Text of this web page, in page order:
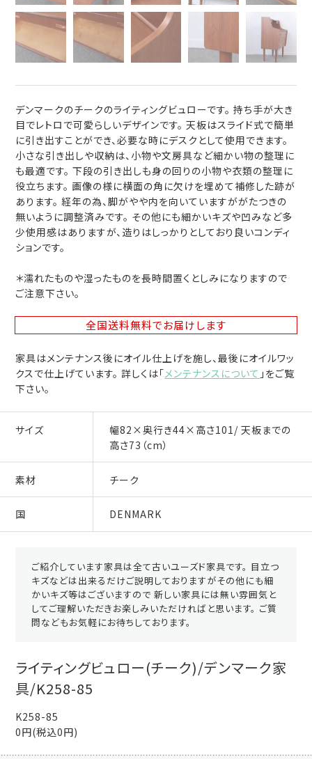
デンマークのチークのライティングビュローです。 持ち手が大き
目でレトロで可愛らしいデザインです。 天板はスライド式で簡単
に引き出すことができ、必要な時にデスクとして使用できます。
小さな引き出しや収納は、小物や文房具など細かい物の整理に
も最適です。 下段の引き出しも身の回りの小物や衣類の整理に
役立ちます。 画像の様に横面の角に欠けを埋めて補修した跡が
あります。 経年の為、脚がやや内を向いていますががたつきの
無いように調整済みです。 その他にも細かいキズや凹みなど多
少使用感はありますが、造りはしっかりとしており良いコンディ
ションです。
＊濡れたものや湿ったものを長時間置くとしみになりますので
ご注意下さい。
全国送料無料でお届けします
家具はメンテナンス後にオイル仕上げを施し、最後にオイルワッ
クスで仕上げています。 詳しくは「メンテナンスについて 」をご覧
下さい。
サイズ
幅82×奥行き44×高さ101/ 天板までの
高さ73（cm）
素材 チーク
国 DENMARK
ご紹介しています家具は全て古いユーズド家具です。 目立つ
キズなどは出来るだけご説明しておりますがその他にも細
かいキズ等はございますので 新しい家具には無い雰囲気と
してご理解いただきお楽しみいただければと思います。 ご質
問などもお気軽にお待ちしております。
ライティングビュロー(チーク)/デンマーク家
具/K258-85
K258-85
0円(税込0円)